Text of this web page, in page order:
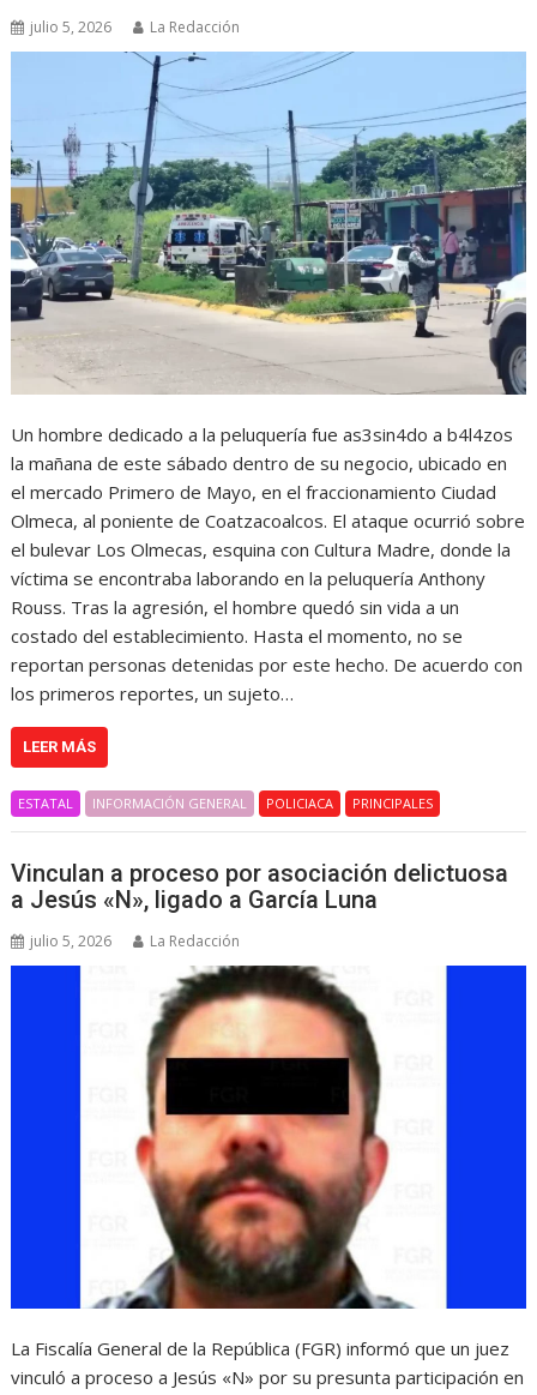
julio 5, 2026 La Redacción
Un hombre dedicado a la peluquería fue as3sin4do a b4l4zos
la mañana de este sábado dentro de su negocio, ubicado en
el mercado Primero de Mayo, en el fraccionamiento Ciudad
Olmeca, al poniente de Coatzacoalcos. El ataque ocurrió sobre
el bulevar Los Olmecas, esquina con Cultura Madre, donde la
víctima se encontraba laborando en la peluquería Anthony
Rouss. Tras la agresión, el hombre quedó sin vida a un
costado del establecimiento. Hasta el momento, no se
reportan personas detenidas por este hecho. De acuerdo con
los primeros reportes, un sujeto…
LEER MÁS
ESTATAL INFORMACIÓN GENERAL POLICIACA PRINCIPALES
Vinculan a proceso por asociación delictuosa
a Jesús «N», ligado a García Luna
julio 5, 2026 La Redacción
La Fiscalía General de la República (FGR) informó que un juez
vinculó a proceso a Jesús «N» por su presunta participación en